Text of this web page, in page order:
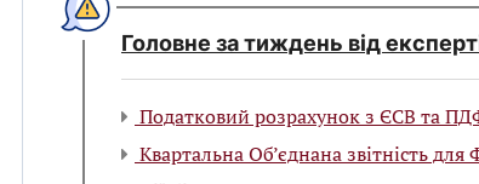
Головне за тиждень від
Податковий розрахунок з ЄСВ та
Квартальна Об’єднана звітність